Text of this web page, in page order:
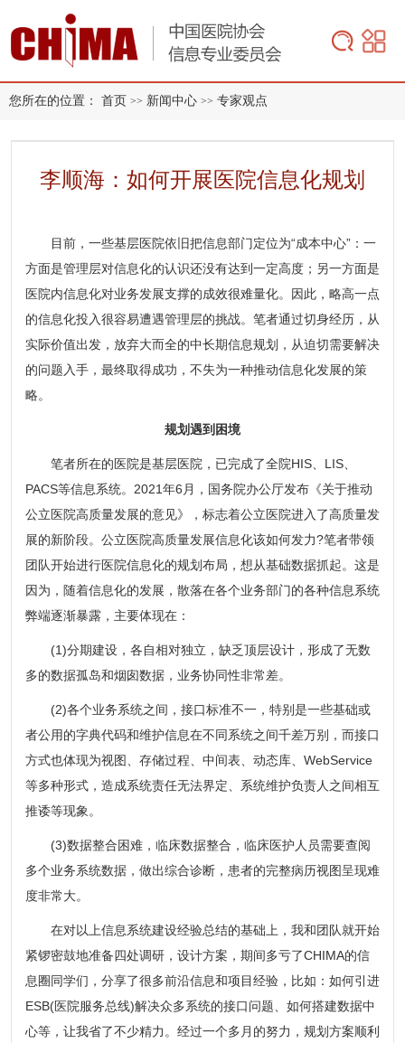
您所在的位置： 首页 >> 新闻中心 >> 专家观点
李顺海：如何开展医院信息化规划
目前，一些基层医院依旧把信息部门定位为“成本中心”：一
方面是管理层对信息化的认识还没有达到一定高度；另一方面是
医院内信息化对业务发展支撑的成效很难量化。因此，略高一点
的信息化投入很容易遭遇管理层的挑战。笔者通过切身经历，从
实际价值出发，放弃大而全的中长期信息规划，从迫切需要解决
的问题入手，最终取得成功，不失为一种推动信息化发展的策
略。
规划遇到困境
笔者所在的医院是基层医院，已完成了全院HIS、LIS、
PACS等信息系统。2021年6月，国务院办公厅发布《关于推动
公立医院高质量发展的意见》，标志着公立医院进入了高质量发
展的新阶段。公立医院高质量发展信息化该如何发力?笔者带领
团队开始进行医院信息化的规划布局，想从基础数据抓起。这是
因为，随着信息化的发展，散落在各个业务部门的各种信息系统
弊端逐渐暴露，主要体现在：
(1)分期建设，各自相对独立，缺乏顶层设计，形成了无数
多的数据孤岛和烟囱数据，业务协同性非常差。
(2)各个业务系统之间，接口标准不一，特别是一些基础或
者公用的字典代码和维护信息在不同系统之间千差万别，而接口
方式也体现为视图、存储过程、中间表、动态库、WebService
等多种形式，造成系统责任无法界定、系统维护负责人之间相互
推诿等现象。
(3)数据整合困难，临床数据整合，临床医护人员需要查阅
多个业务系统数据，做出综合诊断，患者的完整病历视图呈现难
度非常大。
在对以上信息系统建设经验总结的基础上，我和团队就开始
紧锣密鼓地准备四处调研，设计方案，期间多亏了CHIMA的信
息圈同学们，分享了很多前沿信息和项目经验，比如：如何引进
ESB(医院服务总线)解决众多系统的接口问题、如何搭建数据中
心等，让我省了不少精力。经过一个多月的努力，规划方案顺利